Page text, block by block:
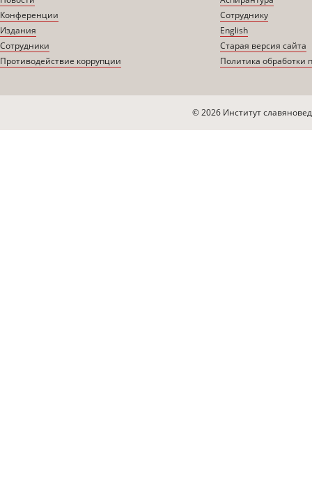
Конференции
Издания
Сотрудники
Противодействие коррупции
Сотруднику
English
Старая версия сайта
Политика обработки
© 2026 Институт